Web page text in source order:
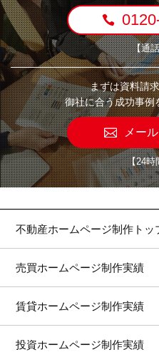
【通
まずは資料請
御社に合う成功事例
メー
【24時
不動産ホームページ制作トッ
売買ホームページ制作実績
賃貸ホームページ制作実績
投資ホームページ制作実績